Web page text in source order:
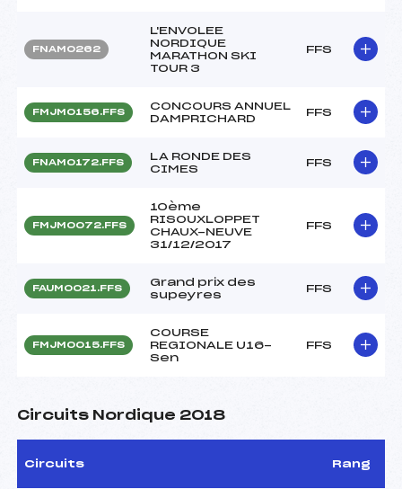
FNAM0262
L'ENVOLEE
NORDIQUE
MARATHON SKI
TOUR 3
FFS
FMJM0156.FFS
CONCOURS ANNUEL
DAMPRICHARD
FFS
FNAM0172.FFS
LA RONDE DES
CIMES
FFS
FMJM0072.FFS
10ème
RISOUXLOPPET
CHAUX-NEUVE
31/12/2017
FFS
FAUM0021.FFS
Grand prix des
supeyres
FFS
FMJM0015.FFS
COURSE
REGIONALE U16-
Sen
FFS
Circuits Nordique 2018
Circuits Rang